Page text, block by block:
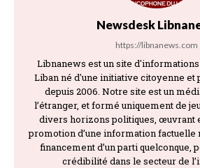
Newsdesk
https://libnanews.com
Libnanews est un site
Liban né d'une initiative citoyenne et
depuis 2006. Notre site est un
l’étranger, et formé uniquement de
divers horizons politiques, œuvrant
promotion d’une information factuelle
financement d’un parti quelconque,
crédibilité dans le secteur de